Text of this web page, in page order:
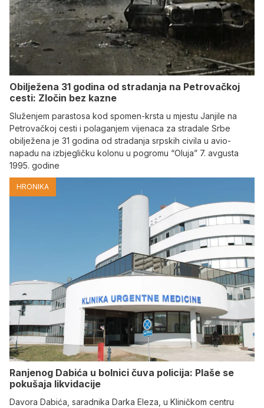
Obilježena 31 godina od stradanja na Petrovačkoj
cesti: Zločin bez kazne
Služenjem parastosa kod spomen-krsta u mjestu Janjile na
Petrovačkoj cesti i polaganjem vijenaca za stradale Srbe
obilježena je 31 godina od stradanja srpskih civila u avio-
napadu na izbjegličku kolonu u pogromu “Oluja” 7. avgusta
1995. godine
HRONIKA
Ranjenog Dabića u bolnici čuva policija: Plaše se
pokušaja likvidacije
Davora Dabića, saradnika Darka Eleza, u Kliničkom centru